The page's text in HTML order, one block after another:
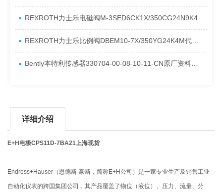
REXROTH力士乐电磁阀M-3SED6CK1X/350CG24N9K4进口现货介绍
REXROTH力士乐比例阀DBEM10-7X/350YG24K4M代理资料
Bently本特利传感器330704-00-08-10-11-CN原厂资料介绍
详细介绍
E+H电极CPS11D-7BA21上海现货
Endress+Hauser（恩德斯·豪斯，简称E+H公司）是一家专业生产及销售工业
自动化仪表的跨国集团公司，其产品覆盖了物位（液位）、压力、流量、分